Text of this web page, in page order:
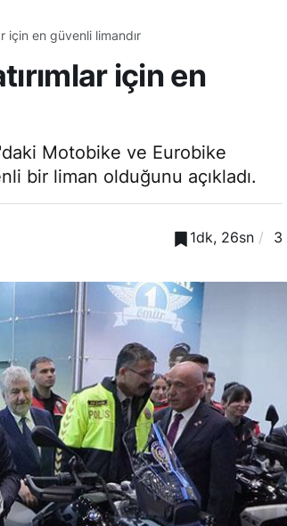
için en güvenli limandır
için en
Motobike ve Eurobike
bir liman olduğunu açıkladı.
1dk, 26sn 3